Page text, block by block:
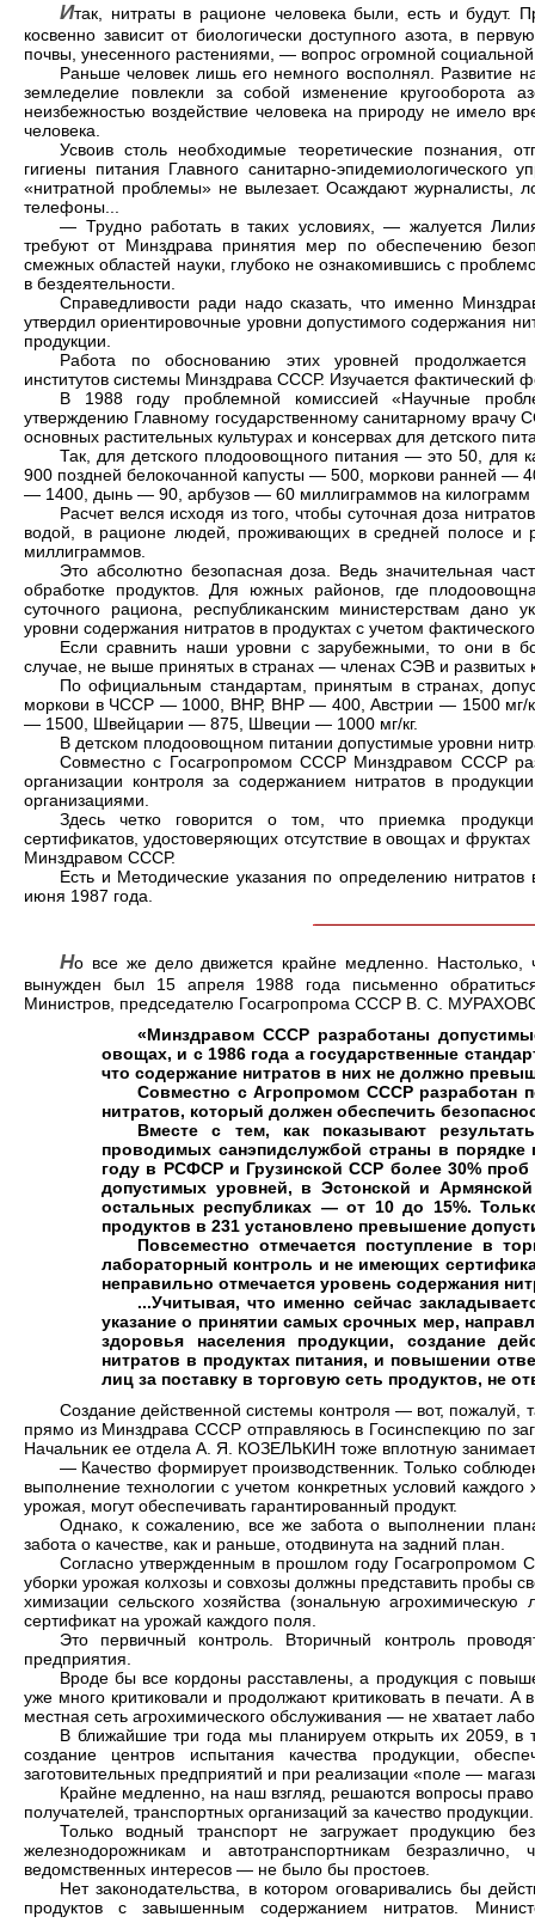
Итак, нитраты в рационе человека были, есть и будут.
косвенно зависит от биологически доступного азота, в
почвы, унесенного растениями, — вопрос огромной
Раньше человек лишь его немного восполнял. Развитие
земледелие повлекли за собой изменение
неизбежностью воздействие человека на природу не имело
человека.
Усвоив столь необходимые теоретические познания,
гигиены питания Главного санитарно-
«нитратной проблемы» не вылезает. Осаждают журналисты,
телефоны...
— Трудно работать в таких условиях, — жалуется
требуют от Минздрава принятия мер по обеспечению
смежных областей науки, глубоко не ознакомившись с
в бездеятельности.
Справедливости ради надо сказать, что именно
утвердил ориентировочные уровни допустимого содержания
продукции.
Работа по обоснованию этих уровней продолжается
институтов системы Минздрава СССР. Изучается фактический
В 1988 году проблемной комиссией «Научные
утверждению Главному государственному санитарному
основных растительных культурах и консервах для детского
Так, для детского плодоовощного питания — это 50,
900 поздней белокочанной капусты — 500, моркови ранней —
— 1400, дынь — 90, арбузов — 60 миллиграммов на
Расчет велся исходя из того, чтобы суточная доза
водой, в рационе людей, проживающих в средней полосе и
миллиграммов.
Это абсолютно безопасная доза. Ведь значительная
обработке продуктов. Для южных районов, где
суточного рациона, республиканским министерствам дано
уровни содержания нитратов в продуктах с учетом
Если сравнить наши уровни с зарубежными, то они в
случае, не выше принятых в странах — членах СЭВ и развитых
По официальным стандартам, принятым в странах,
моркови в ЧССР — 1000, ВНР, ВНР — 400, Австрии — 1500 мг/
— 1500, Швейцарии — 875, Швеции — 1000 мг/кг.
В детском плодоовощном питании допустимые уровни
Совместно с Госагропромом СССР Минздравом СССР
организации контроля за содержанием нитратов в
организациями.
Здесь четко говорится о том, что приемка
сертификатов, удостоверяющих отсутствие в овощах и
Минздравом СССР.
Есть и Методические указания по определению
июня 1987 года.
Но все же дело движется крайне медленно.
вынужден был 15 апреля 1988 года письменно
Министров, председателю Госагропрома СССР В. С.
«Минздравом СССР разработаны
овощах, и с 1986 года а государственные
что содержание нитратов в них не должно
Совместно с Агропромом СССР разработан
нитратов, который должен обеспечить
Вместе с тем, как показывают
проводимых санэпидслужбой страны в порядке
году в РСФСР и Грузинской ССР более 30%
допустимых уровней, в Эстонской и
остальных республиках — от 10 до 15%.
продуктов в 231 установлено превышение
Повсеместно отмечается поступление в
лабораторный контроль и не имеющих
неправильно отмечается уровень содержания
...Учитывая, что именно сейчас
указание о принятии самых срочных мер,
здоровья населения продукции, создание
нитратов в продуктах питания, и повышении
лиц за поставку в торговую сеть продуктов, не
Создание действенной системы контроля — вот, пожалуй,
прямо из Минздрава СССР отправляюсь в Госинспекцию по
Начальник ее отдела А. Я. КОЗЕЛЬКИН тоже вплотную
— Качество формирует производственник. Только
выполнение технологии с учетом конкретных условий
урожая, могут обеспечивать гарантированный продукт.
Однако, к сожалению, все же забота о выполнении
забота о качестве, как и раньше, отодвинута на задний план.
Согласно утвержденным в прошлом году
уборки урожая колхозы и совхозы должны представить пробы
химизации сельского хозяйства (зональную
сертификат на урожай каждого поля.
Это первичный контроль. Вторичный контроль
предприятия.
Вроде бы все кордоны расставлены, а продукция с
уже много критиковали и продолжают критиковать в печати.
местная сеть агрохимического обслуживания — не хватает
В ближайшие три года мы планируем открыть их 2059,
создание центров испытания качества продукции,
заготовительных предприятий и при реализации «поле —
Крайне медленно, на наш взгляд, решаются вопросы
получателей, транспортных организаций за качество продукции.
Только водный транспорт не загружает продукцию
железнодорожникам и автотранспортникам
ведомственных интересов — не было бы простоев.
Нет законодательства, в котором оговаривались бы
продуктов с завышенным содержанием нитратов.